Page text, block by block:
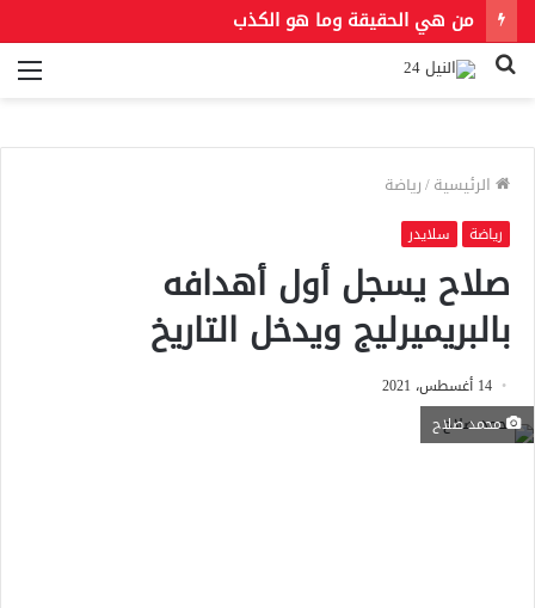
من هي الحقيقة وما هو الكذب
بحث
الرئيسية/رياضة
رياضة سلايدر
صلاح يسجل أول أهدافه
بالبريميرليج ويدخل التاريخ
14 أغسطس، 2021
محمد صلاح